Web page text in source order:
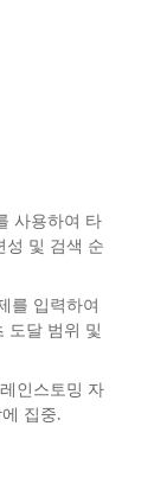
사용하여 타
성 및 검색 순
를 입력하여
도달 범위 및
인스토밍 자
집중.